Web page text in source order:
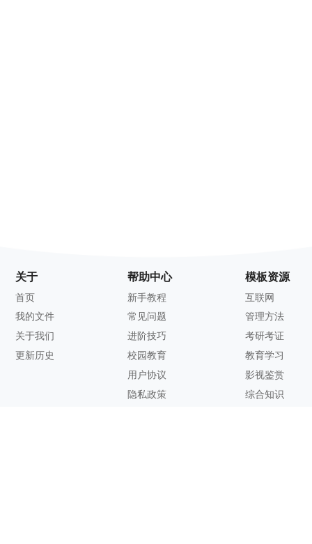
关于
首页
我的文件
关于我们
更新历史
帮助中心
新手教程
常见问题
进阶技巧
校园教育
用户协议
隐私政策
模板资源
互联网
管理方法
考研考证
教育学习
影视鉴赏
综合知识